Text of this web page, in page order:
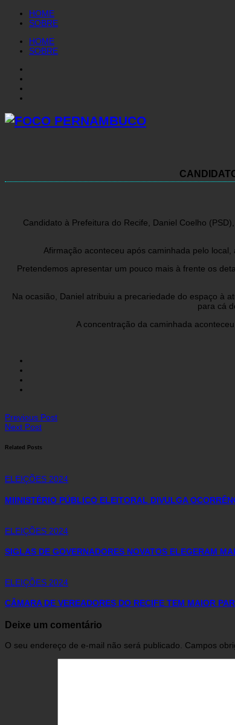
HOME
SOBRE
HOME
SOBRE
Candidato à Prefeitura do Recife, Daniel Coelho
Afirmação aconteceu após caminhada pelo
Pretendemos apresentar um pouco mais à frente os
Na ocasião, Daniel atribuiu a precariedade do espaço à
para cá
A concentração da caminhada
Previous Post
Next Post
Related Posts
ELEIÇÕES 2024
MIINISTÉRIO PÚBLICO ELEITORAL DIVULGA
ELEIÇÕES 2024
SIGLAS DE GOVERNADORES NOVATOS ELEGERAM
ELEIÇÕES 2024
CÂMARA DE VEREADORES DO RECIFE TEM MAIOR
Deixe um comentário
O seu endereço de e-mail não será publicado. Campos